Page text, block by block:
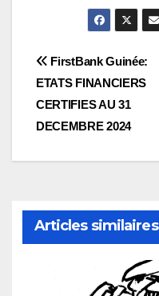
Navigation
de
l’article
FirstBank Guinée:
ETATS FINANCIERS
CERTIFIES AU 31
DECEMBRE 2024
Articles similaires